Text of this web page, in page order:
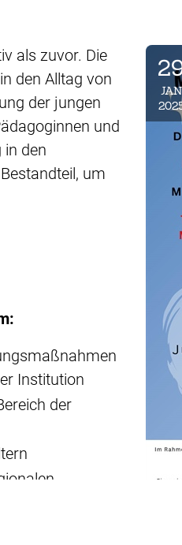
JAN
als zuvor. Die
den Alltag von
der jungen
und
in den
um
Institution
der